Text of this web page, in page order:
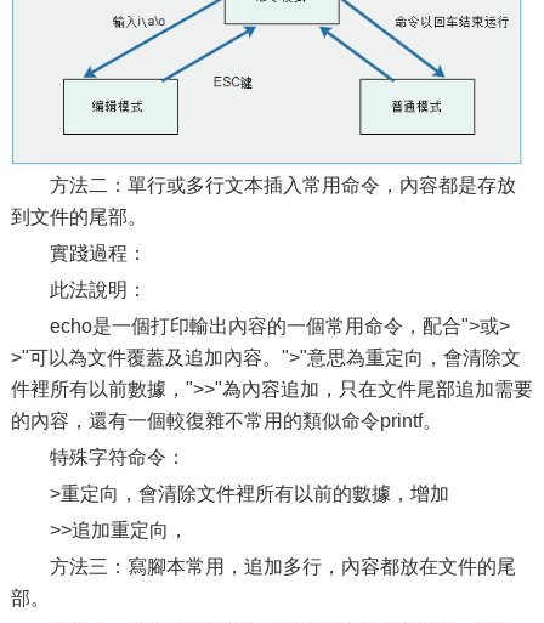
方法二：單行或多行文本插入常用命令，內容都是存放
到文件的尾部。
實踐過程：
此法說明：
echo是一個打印輸出內容的一個常用命令，配合">或>
>"可以為文件覆蓋及追加內容。">"意思為重定向，會清除文
件裡所有以前數據，">>"為內容追加，只在文件尾部追加需要
的內容，還有一個較復雜不常用的類似命令printf。
特殊字符命令：
>重定向，會清除文件裡所有以前的數據，增加
>>追加重定向，
方法三：寫腳本常用，追加多行，內容都放在文件的尾
部。